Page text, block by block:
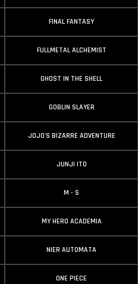
FINAL FANTASY
FULLMETAL ALCHEMIST
GHOST IN THE SHELL
GOBLIN SLAYER
JOJO'S BIZARRE ADVENTURE
JUNJI ITO
M - S
MY HERO ACADEMIA
NIER AUTOMATA
ONE PIECE